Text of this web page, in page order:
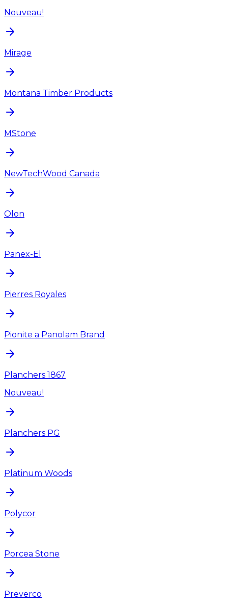
Nouveau!
Mirage
Montana Timber Products
MStone
NewTechWood Canada
Olon
Panex-El
Pierres Royales
Pionite a Panolam Brand
Planchers 1867
Nouveau!
Planchers PG
Platinum Woods
Polycor
Porcea Stone
Preverco